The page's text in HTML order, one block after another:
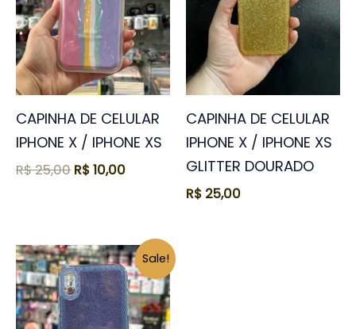
CAPINHA DE CELULAR
IPHONE X / IPHONE XS
R$25,00 R$10,00
CAPINHA DE CELULAR
IPHONE X / IPHONE XS
GLITTER DOURADO
R$ 25,00
Sale!
O
preço
original
era:
R$ 25,00.
O
preço
atual
é:
R$ 15,00.